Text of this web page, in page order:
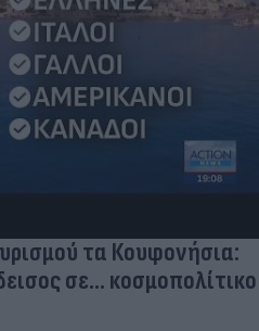
ένας πατέρας που
μάχη για τον γιο του